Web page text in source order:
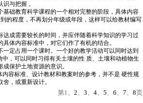
与把握 。
础教育科学课程的一个相对完整的阶段，具体内容
的程度，不再划分年级或年段，这样可以给教材编写
成需要较长的时间，并应伴随着科学知识的学习过
体内容标准中，对它们作了有机的结合。
定占用一个课时。一个好的教学活动可以同时达到
，可以同时习得有关土壤的性 质、土壤和动植物生
保护土地资源的意识。
标准、设计教材和教案时的参考，并不是 硬性规
，或重新设计。
第1、 2、 3、 4、 5、 6、 7、 8页